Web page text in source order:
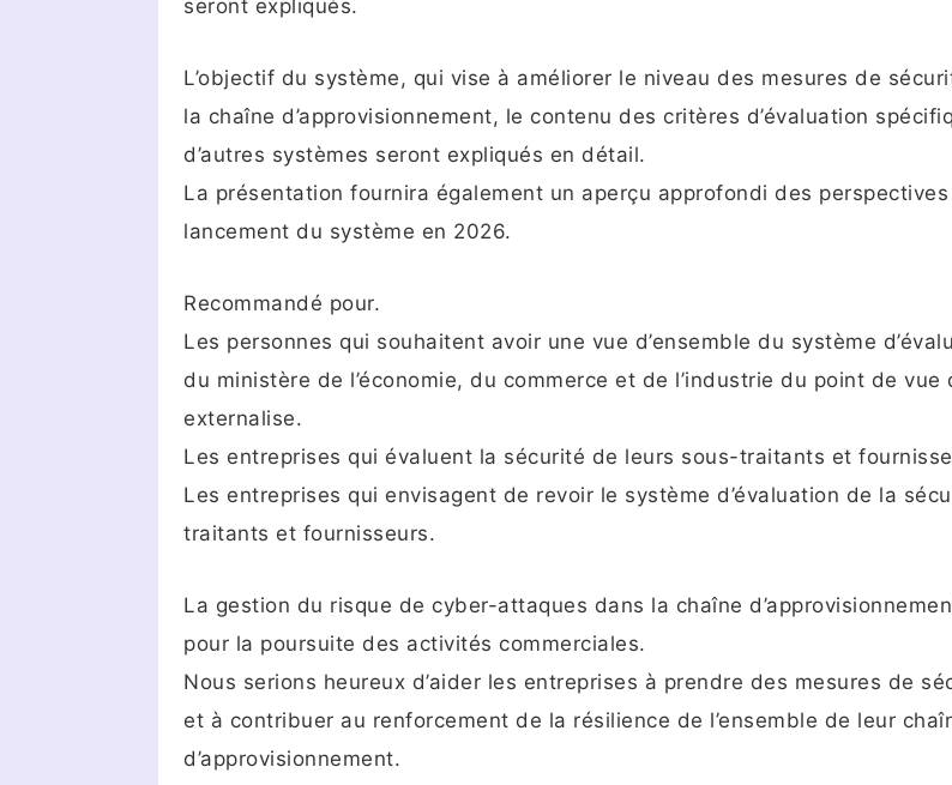
seront expliqués.
L’objectif du système, qui vise à améliorer le niveau des mesures de
la chaîne d’approvisionnement, le contenu des critères d’évaluation
d’autres systèmes seront expliqués en détail.
La présentation fournira également un aperçu approfondi des perspectives
lancement du système en 2026.
Recommandé pour.
Les personnes qui souhaitent avoir une vue d’ensemble du système
du ministère de l’économie, du commerce et de l’industrie du point de vue
externalise.
Les entreprises qui évaluent la sécurité de leurs sous-traitants et
Les entreprises qui envisagent de revoir le système d’évaluation de la
traitants et fournisseurs.
La gestion du risque de cyber-attaques dans la chaîne
pour la poursuite des activités commerciales.
Nous serions heureux d’aider les entreprises à prendre des mesures de
et à contribuer au renforcement de la résilience de l’ensemble de leur
d’approvisionnement.